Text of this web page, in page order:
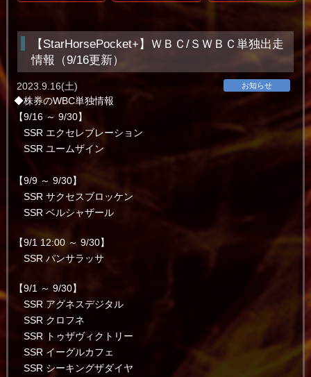
【StarHorsePocket+】ＷＢＣ/ＳＷＢＣ単独出走
情報（9/16更新）
お知らせ
2023.9.16(土)
◆株券のWBC単独情報
【9/16 ～ 9/30】
SSR エクセレブレーション
SSR ユームザイン
【9/9 ～ 9/30】
SSR サクセスブロッケン
SSR ベルシャザール
【9/1 12:00 ～ 9/30】
SSR パンサラッサ
【9/1 ～ 9/30】
SSR アグネスデジタル
SSR クロフネ
SSR トゥザヴィクトリー
SSR イーグルカフェ
SSR シーキングザダイヤ